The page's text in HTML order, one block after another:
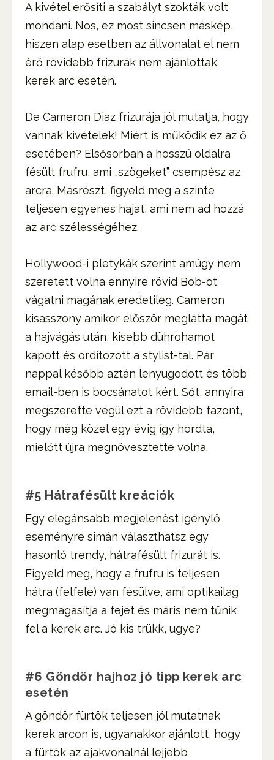
A kivétel erősíti a szabályt szokták volt
mondani. Nos, ez most sincsen máskép,
hiszen alap esetben az állvonalat el nem
érő rövidebb frizurák nem ajánlottak
kerek arc esetén.
De Cameron Diaz frizurája jól mutatja, hogy
vannak kivételek! Miért is működik ez az ő
esetében? Elsősorban a hosszú oldalra
fésült frufru, ami „szögeket” csempész az
arcra. Másrészt, figyeld meg a szinte
teljesen egyenes hajat, ami nem ad hozzá
az arc szélességéhez.
Hollywood-i pletykák szerint amúgy nem
szeretett volna ennyire rövid Bob-ot
vágatni magának eredetileg. Cameron
kisasszony amikor először meglátta magát
a hajvágás után, kisebb dührohamot
kapott és ordítozott a stylist-tal. Pár
nappal később aztán lenyugodott és több
email-ben is bocsánatot kért. Sőt, annyira
megszerette végül ezt a rövidebb fazont,
hogy még közel egy évig így hordta,
mielőtt újra megnövesztette volna.
#5 Hátrafésült kreációk
Egy elegánsabb megjelenést igénylő
eseményre simán választhatsz egy
hasonló trendy, hátrafésült frizurát is.
Figyeld meg, hogy a frufru is teljesen
hátra (felfele) van fésülve, ami optikailag
megmagasítja a fejet és máris nem tűnik
fel a kerek arc. Jó kis trükk, ugye?
#6 Göndör hajhoz jó tipp kerek arc
esetén
A göndör fürtök teljesen jól mutatnak
kerek arcon is, ugyanakkor ajánlott, hogy
a fürtök az ajakvonalnál lejjebb